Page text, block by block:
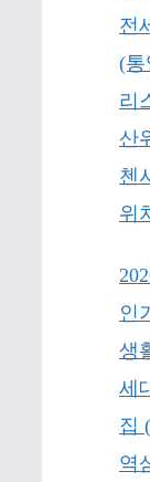
전
(통
리
산
첸
위
인
생
세
집
역